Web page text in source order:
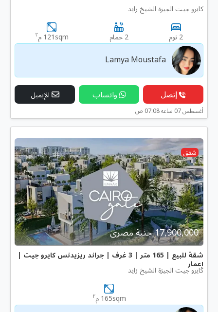
كايرو جيت الجيزة الشيخ زايد
2 نوم 2 حمام 121sqm م ٢
Lamya Moustafa
إتصل واتساب الإيميل
أغسطس 07 ساعه 07:08 ص
شقق
17,900,000 جنية مصرى
شقة للبيع | 165 متر | 3 غرف | جراند ريزيدنس كايرو جيت |
إعمار
كايرو جيت الجيزة الشيخ زايد
165sqm م ٢